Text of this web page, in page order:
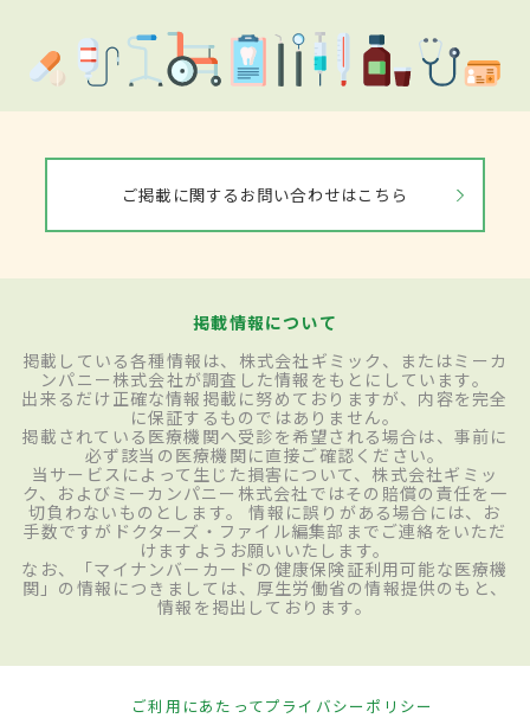
ご掲載に関するお問い合わせはこちら
掲載情報について
掲載している各種情報は、株式会社ギミック、またはミーカ
ンパニー株式会社が調査した情報をもとにしています。
出来るだけ正確な情報掲載に努めておりますが、内容を完全
に保証するものではありません。
掲載されている医療機関へ受診を希望される場合は、事前に
必ず該当の医療機関に直接ご確認ください。
当サービスによって生じた損害について、株式会社ギミッ
ク、およびミーカンパニー株式会社ではその賠償の責任を一
切負わないものとします。 情報に誤りがある場合には、お
手数ですがドクターズ・ファイル編集部までご連絡をいただ
けますようお願いいたします。
なお、「マイナンバーカードの健康保険証利用可能な医療機
関」の情報につきましては、厚生労働省の情報提供のもと、
情報を掲出しております。
ご利用にあたってプライバシーポリシー